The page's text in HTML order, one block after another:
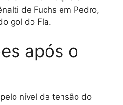
de Fuchs em Pedro,
gol do Fla.
após o
nível de tensão do